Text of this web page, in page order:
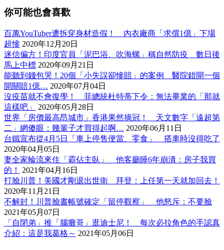
你可能也會喜歡
百萬YouTuber遭拆穿身材造假！ 內衣廠商「求償1億」下場
超慘 2020年12月20日
迷信偏方！印度官員「泥巴浴、吹海螺」稱自然防疫 數日後
馬上中標 2020年09月21日
能聽到錢包哭！20個「小失誤卻慘賠」的案例 醫院錯開一個
開關賠1億… 2020年07月04日
沒疫苗就不會復學！ 菲總統杜特蒂下令：無法畢業的「那就
這樣吧」
2020年05月28日
世界「房價最高昂城市」香港果然摘冠！ 天文數字「遠超第
二」網傻眼：幾輩子才買得起啊… 2020年06月11日
台鐵宣布從4月5日「車上停售便當、零食」 搭車時沒得吃了
2020年04月05日
妻全家輪流來住「霸佔主臥」 他客廳睡6年崩潰：房子我買
的！
2021年04月16日
打臉川普！美國才剛退出世衛 拜登：上任第一天就加回去！
2020年11月21日
不解封！川普臉書帳號確定「留停觀察」 他怒斥：不要臉
2021年05月07日
「自閉弟」推「腦癱哥」逛迪士尼！ 每次必拉角色的手認真
介紹：這是我葛格～ 2021年05月06日